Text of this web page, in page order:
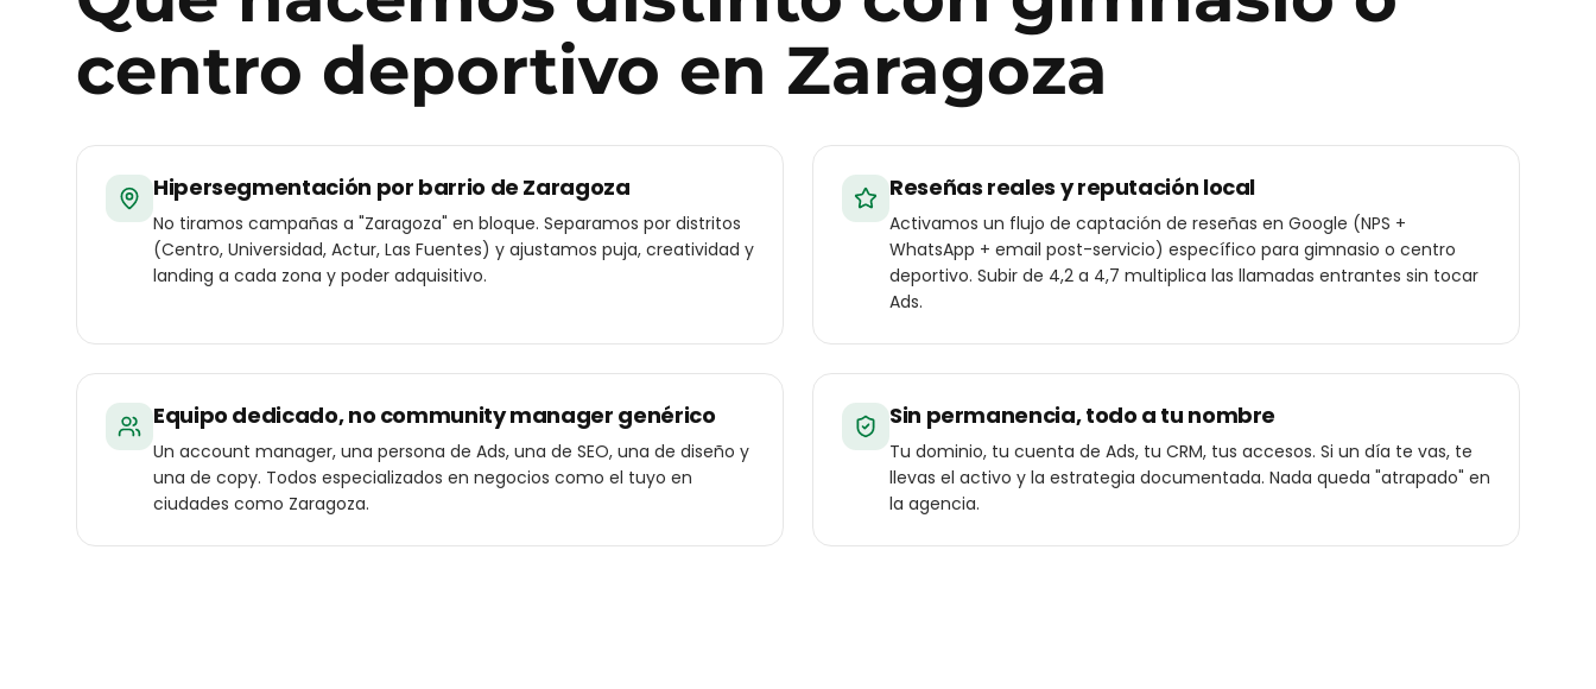
centro deportivo en Zaragoza
Hipersegmentación por barrio de Zaragoza
No tiramos campañas a "Zaragoza" en bloque. Separamos por distritos
(Centro, Universidad, Actur, Las Fuentes) y ajustamos puja, creatividad y
landing a cada zona y poder adquisitivo.
Reseñas reales y reputación local
Activamos un flujo de captación de reseñas en Google (NPS +
WhatsApp + email post-servicio) específico para gimnasio o centro
deportivo. Subir de 4,2 a 4,7 multiplica las llamadas entrantes sin tocar
Ads.
Equipo dedicado, no community manager genérico
Un account manager, una persona de Ads, una de SEO, una de diseño y
una de copy. Todos especializados en negocios como el tuyo en
ciudades como Zaragoza.
Sin permanencia, todo a tu nombre
Tu dominio, tu cuenta de Ads, tu CRM, tus accesos. Si un día te vas, te
llevas el activo y la estrategia documentada. Nada queda "atrapado" en
la agencia.